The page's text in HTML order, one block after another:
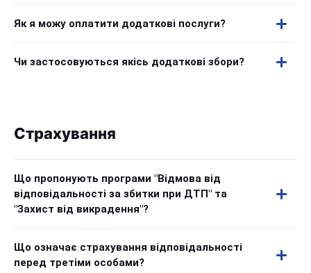
Як я можу оплатити додаткові послуги?
Чи застосовуються якісь додаткові збори?
Страхування
Що пропонують програми "Відмова від
відповідальності за збитки при ДТП" та
"Захист від викрадення"?
Що означає страхування відповідальності
перед третіми особами?